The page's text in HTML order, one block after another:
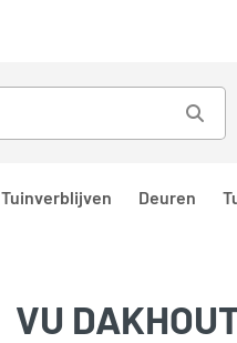
Tuinverblijven Deuren
VU